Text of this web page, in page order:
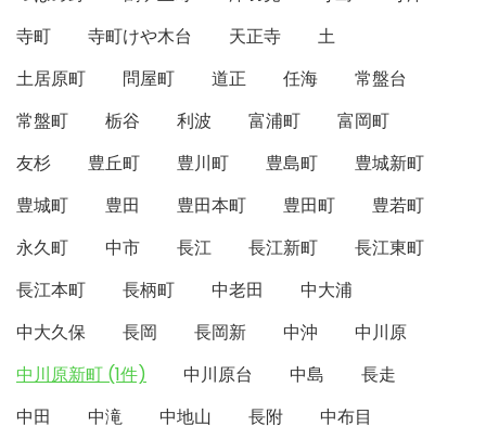
寺町
寺町けや木台 天正寺
土
土居原町
問屋町 道正 任海
常盤台
常盤町
栃谷 利波 富浦町
富岡町
友杉
豊丘町 豊川町 豊島町
豊城新町
豊城町
豊田 豊田本町 豊田町
豊若町
永久町
中市 長江 長江新町
長江東町
長江本町
長柄町 中老田
中大浦
中大久保
長岡 長岡新 中沖
中川原
中川原新町 (1件)
中川原台 中島
長走
中田
中滝 中地山 長附
中布目